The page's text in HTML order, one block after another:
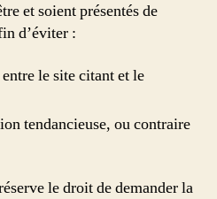
et soient présentés de
d’éviter :
le site citant et le
tendancieuse, ou contraire
le droit de demander la